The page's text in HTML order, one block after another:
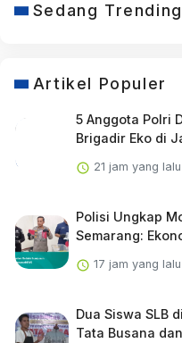
Sedang Trending
Artikel Populer
5 Anggota Polri
Brigadir Eko di
21 jam yang lalu
Polisi Ungkap
Semarang:
17 jam yang lalu
Dua Siswa SLB
Tata Busana